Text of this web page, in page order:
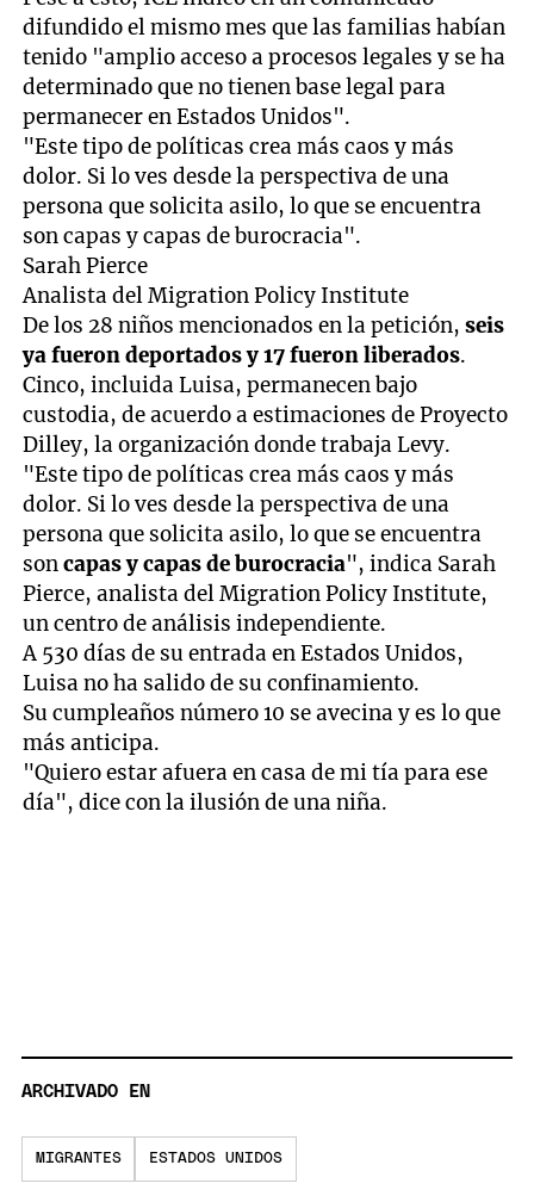
difundido el mismo mes que las familias habían
tenido "amplio acceso a procesos legales y se ha
determinado que no tienen base legal para
permanecer en Estados Unidos".
"Este tipo de políticas crea más caos y más
dolor. Si lo ves desde la perspectiva de una
persona que solicita asilo, lo que se encuentra
son capas y capas de burocracia".
Sarah Pierce
Analista del Migration Policy Institute
De los 28 niños mencionados en la petición,seis
ya fueron deportados y 17 fueron liberados.
Cinco, incluida Luisa, permanecen bajo
custodia, de acuerdo a estimaciones de Proyecto
Dilley, la organización donde trabaja Levy.
"Este tipo de políticas crea más caos y más
dolor. Si lo ves desde la perspectiva de una
persona que solicita asilo, lo que se encuentra
soncapas y capas de burocracia", indica Sarah
Pierce, analista del Migration Policy Institute,
un centro de análisis independiente.
A 530 días de su entrada en Estados Unidos,
Luisa no ha salido de su confinamiento.
Su cumpleaños número 10 se avecina y es lo que
más anticipa.
"Quiero estar afuera en casa de mi tía para ese
día", dice con la ilusión de una niña.
ARCHIVADO EN
MIGRANTES ESTADOS UNIDOS